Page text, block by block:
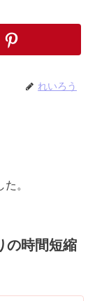
れいろう
。
の時間短縮